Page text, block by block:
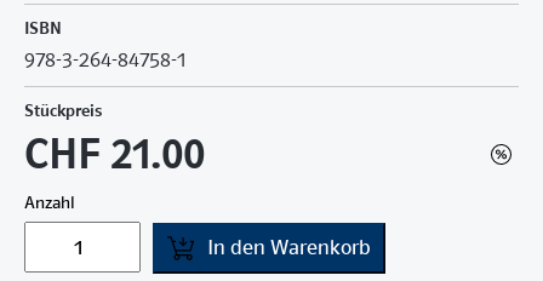
ISBN
978-3-264-84758-1
Stückpreis
CHF 21.00
Anzahl
In den Warenkorb